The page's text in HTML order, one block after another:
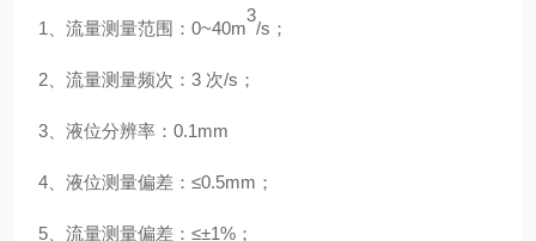
1 流量测量范围： 0~40m
3
/s ；
2 流量测量频次： 3 次/s ；
3 液位分辨率： 0.1mm
4 液位测量偏差： ≤0.5mm ；
5 流量测量偏差： ≤±1% ；